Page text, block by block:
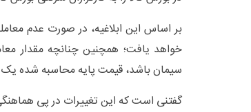
بر اساس این ابلاغیه، در صورت عدم
سیمان باشد، قیمت پایه محاسبه شده
گفتنی است که این تغییرات در پی